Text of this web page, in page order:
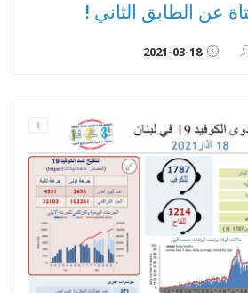
عن الطابق الثاني !
2021-03-18